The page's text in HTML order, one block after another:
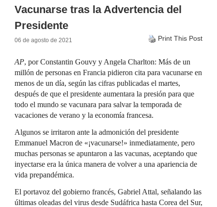
Vacunarse tras la Advertencia del
Presidente
06 de agosto de 2021 Print This Post
AP, por Constantin Gouvy y Angela Charlton: Más de un
millón de personas en Francia pidieron cita para vacunarse en
menos de un día, según las cifras publicadas el martes,
después de que el presidente aumentara la presión para que
todo el mundo se vacunara para salvar la temporada de
vacaciones de verano y la economía francesa.
Algunos se irritaron ante la admonición del presidente
Emmanuel Macron de «¡vacunarse!» inmediatamente, pero
muchas personas se apuntaron a las vacunas, aceptando que
inyectarse era la única manera de volver a una apariencia de
vida prepandémica.
El portavoz del gobierno francés, Gabriel Attal, señalando las
últimas oleadas del virus desde Sudáfrica hasta Corea del Sur,